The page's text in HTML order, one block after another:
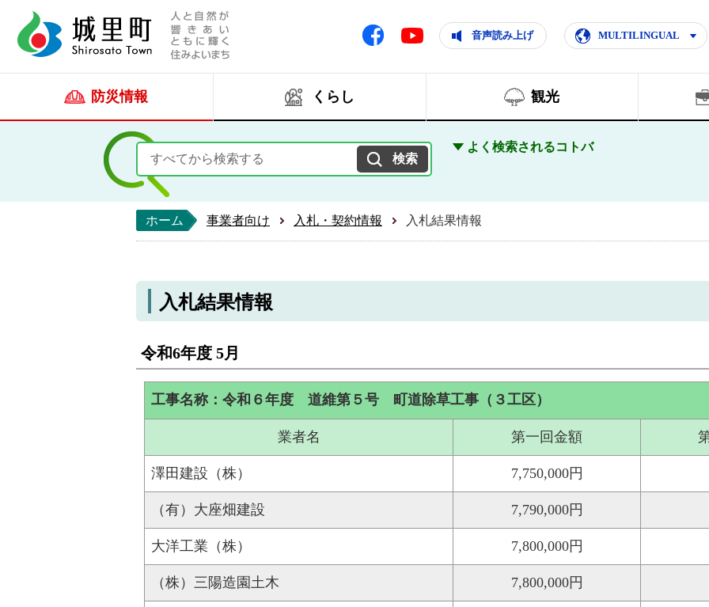
人と自然が響きあいともに輝く住みよいまち
Facebook Youtube 音声読み上げ MULTILINGUAL
防災情報 くらし 観光
よく検索されるコトバ
ホーム 事業者向け 入札・契約情報 入札結果情報
入札結果情報
令和6年度 5月
工事名称：令和６年度 道維第５号 町道除草工事（３工区）
業者名 第一回金額
澤田建設（株） 7,750,000円
（有）大座畑建設 7,790,000円
大洋工業（株） 7,800,000円
（株）三陽造園土木 7,800,000円